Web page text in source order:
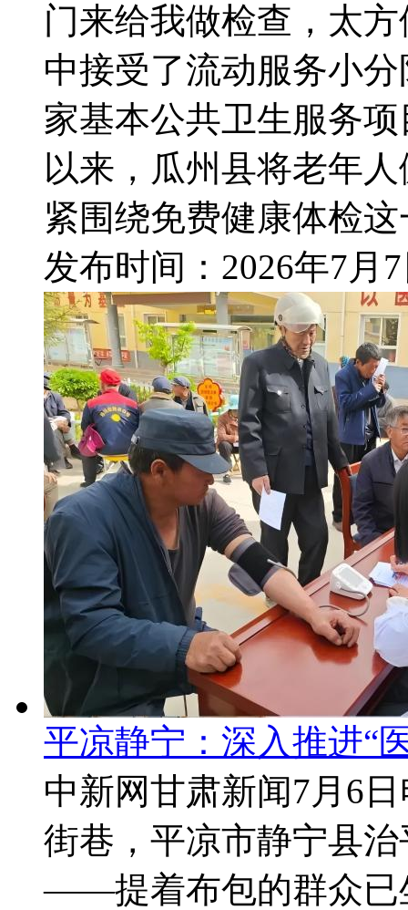
门来给我做检查，太
中接受了流动服务小
家基本公共卫生服务
以来，瓜州县将老年
紧围绕免费健康体检
发布时间： 2026年7月
平凉静宁：深入推进“
中新网甘肃新闻7月6
街巷，平凉市静宁县
——提着布包的群众已